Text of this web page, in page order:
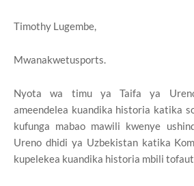
Timothy Lugembe,
Mwanakwetusports.
Nyota wa timu ya Taifa ya
ameendelea kuandika historia katika
kufunga mabao mawili kwenye
Ureno dhidi ya Uzbekistan katika
kupelekea kuandika historia mbili